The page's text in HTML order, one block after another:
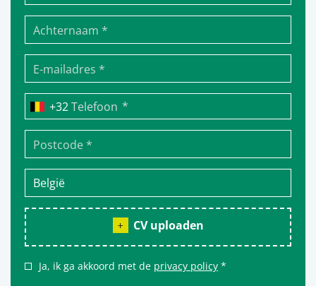
Telefoon *
CV uploaden
Ja, ik ga akkoord met de privacy policy *